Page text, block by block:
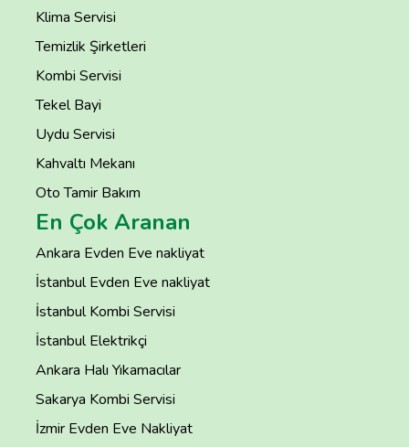
Klima Servisi
Temizlik Şirketleri
Kombi Servisi
Tekel Bayi
Uydu Servisi
Kahvaltı Mekanı
Oto Tamir Bakım
En Çok Aranan
Ankara Evden Eve nakliyat
İstanbul Evden Eve nakliyat
İstanbul Kombi Servisi
İstanbul Elektrikçi
Ankara Halı Yıkamacılar
Sakarya Kombi Servisi
İzmir Evden Eve Nakliyat